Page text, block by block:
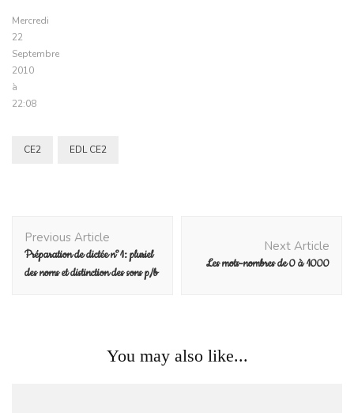
Mercredi
22
Septembre
2010
à
22:08
CE2 EDL CE2
Navigation
Previous Article
Préparation de dictée n°1: pluriel
des noms et distinction des sons p/b
Next Article
Les mots-nombres de 0 à 1000
You may also like...